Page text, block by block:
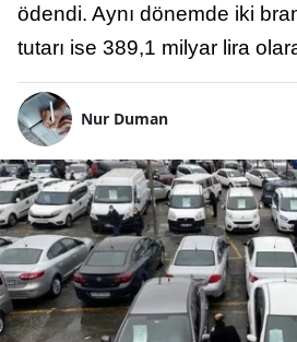
ödendi. Aynı dönemde iki
tutarı ise 389,1 milyar lira
Nur Duman